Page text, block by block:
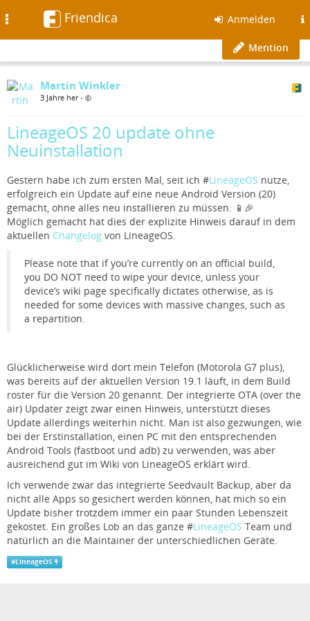
Friendica Anmelden
Mention
Martin Winkler
3 Jahre her •
LineageOS 20 update ohne
Neuinstallation
Gestern habe ich zum ersten Mal, seit ich #LineageOS nutze,
erfolgreich ein Update auf eine neue Android Version (20)
gemacht, ohne alles neu installieren zu müssen. 📱🎉
Möglich gemacht hat dies der explizite Hinweis darauf in dem
aktuellen Changelog von LineageOS.
Please note that if you’re currently on an official build,
you DO NOT need to wipe your device, unless your
device’s wiki page specifically dictates otherwise, as is
needed for some devices with massive changes, such as
a repartition.
Glücklicherweise wird dort mein Telefon (Motorola G7 plus),
was bereits auf der aktuellen Version 19.1 läuft, in dem Build
roster für die Version 20 genannt. Der integrierte OTA (over the
air) Updater zeigt zwar einen Hinweis, unterstützt dieses
Update allerdings weiterhin nicht. Man ist also gezwungen, wie
bei der Erstinstallation, einen PC mit den entsprechenden
Android Tools (fastboot und adb) zu verwenden, was aber
ausreichend gut im Wiki von LineageOS erklärt wird.
Ich verwende zwar das integrierte Seedvault Backup, aber da
nicht alle Apps so gesichert werden können, hat mich so ein
Update bisher trotzdem immer ein paar Stunden Lebenszeit
gekostet. Ein großes Lob an das ganze #LineageOS Team und
natürlich an die Maintainer der unterschiedlichen Geräte.
#LineageOS